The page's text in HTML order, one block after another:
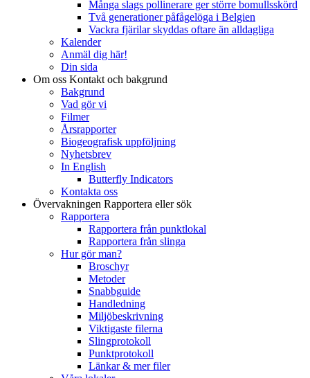
Många slags pollinerare ger större bomullsskörd
Två generationer påfågelöga i Belgien
Vackra fjärilar skyddas oftare än alldagliga
Kalender
Anmäl dig här!
Din sida
Om oss Kontakt och bakgrund
Bakgrund
Vad gör vi
Filmer
Årsrapporter
Biogeografisk uppföljning
Nyhetsbrev
In English
Butterfly Indicators
Kontakta oss
Övervakningen Rapportera eller sök
Rapportera
Rapportera från punktlokal
Rapportera från slinga
Hur gör man?
Broschyr
Metoder
Snabbguide
Handledning
Miljöbeskrivning
Viktigaste filerna
Slingprotokoll
Punktprotokoll
Länkar & mer filer